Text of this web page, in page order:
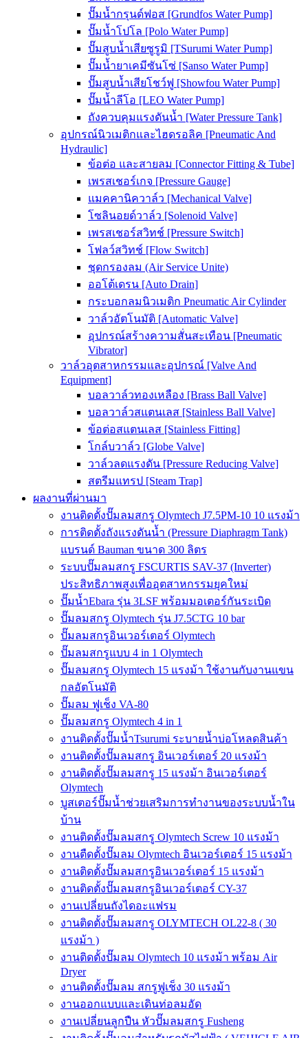
ปั๊มน้ำกรุนด์ฟอส [Grundfos Water Pump]
ปั๊มน้ำโปโล [Polo Water Pump]
ปั๊มสูบน้ำเสียซูรูมิ [TSurumi Water Pump]
ปั๊มน้ำยาเคมีซันโซ่ [Sanso Water Pump]
ปั๊มสูบน้ำเสียโชว์ฟู [Showfou Water Pump]
ปั๊มน้ำลีโอ [LEO Water Pump]
ถังควบคุมแรงดันน้ำ [Water Pressure Tank]
อุปกรณ์นิวเมติกและไฮดรอลิค [Pneumatic And
Hydraulic]
ข้อต่อ และสายลม [Connector Fitting & Tube]
เพรสเชอร์เกจ [Pressure Gauge]
แมคคานิควาล์ว [Mechanical Valve]
โซลินอยด์วาล์ว [Solenoid Valve]
เพรสเชอร์สวิทช์ [Pressure Switch]
โฟลว์สวิทช์ [Flow Switch]
ชุดกรองลม (Air Service Unite)
ออโต้เดรน [Auto Drain]
กระบอกลมนิวเมติก Pneumatic Air Cylinder
วาล์วอัตโนมัติ [Automatic Valve]
อุปกรณ์สร้างความสั่นสะเทือน [Pneumatic
Vibrator]
วาล์วอุตสาหกรรมและอุปกรณ์ [Valve And
Equipment]
บอลวาล์วทองเหลือง [Brass Ball Valve]
บอลวาล์วสแตนเลส [Stainless Ball Valve]
ข้อต่อสแตนเลส [Stainless Fitting]
โกล์บวาล์ว [Globe Valve]
วาล์วลดแรงดัน [Pressure Reducing Valve]
สตรีมแทรป [Steam Trap]
ผลงานที่ผ่านมา
งานติดตั้งปั๊มลมสกรู Olymtech J7.5PM-10 10 แรงม้า
การติดตั้งถังแรงดันน้ำ (Pressure Diaphragm Tank)
แบรนด์ Bauman ขนาด 300 ลิตร
ระบบปั๊มลมสกรู FSCURTIS SAV-37 (Inverter)
ประสิทธิภาพสูงเพื่ออุตสาหกรรมยุคใหม่
ปั๊มน้ำEbara รุ่น 3LSF พร้อมมอเตอร์กันระเบิด
ปั๊มลมสกรู Olymtech รุ่น J7.5CTG 10 bar
ปั๊มลมสกรูอินเวอร์เตอร์ Olymtech
ปั๊มลมสกรูแบบ 4 in 1 Olymtech
ปั๊มลมสกรู Olymtech 15 แรงม้า ใช้งานกับงานแขน
กลอัตโนมัติ
ปั๊มลม ฟูเช็ง VA-80
ปั๊มลมสกรู Olymtech 4 in 1
งานติดตั้งปั๊มน้ำTsurumi ระบายน้ำบ่อโหลดสินค้า
งานติดตั้งปั๊มลมสกรู อินเวอร์เตอร์ 20 แรงม้า
งานติดตั้งปั๊มลมสกรู 15 แรงม้า อินเวอร์เตอร์
Olymtech
บูสเตอร์ปั๊มน้ำช่วยเสริมการทำงานของระบบน้ำใน
บ้าน
งานติดตั้งปั๊มลมสกรู Olymtech Screw 10 แรงม้า
งานตืดตั้งปั๊มลม Olymtech อินเวอร์เตอร์ 15 แรงม้า
งานติดตั้งปั๊มลมสกรูอินเวอร์เตอร์ 15 แรงม้า
งานติดตั้งปั๊มลมสกรูอินเวอร์เตอร์ CY-37
งานเปลี่ยนถังไดอะแฟรม
งานติดตั้งปั๊มลมสกรู OLYMTECH OL22-8 ( 30
แรงม้า )
งานติดตั้งปั๊มลม Olymtech 10 แรงม้า พร้อม Air
Dryer
งานติดตั้งปั๊มลม สกรูฟูเช็ง 30 แรงม้า
งานออกแบบและเดินท่อลมอัด
งานเปลี่ยนลูกปืน หัวปั๊มลมสกรู Fusheng